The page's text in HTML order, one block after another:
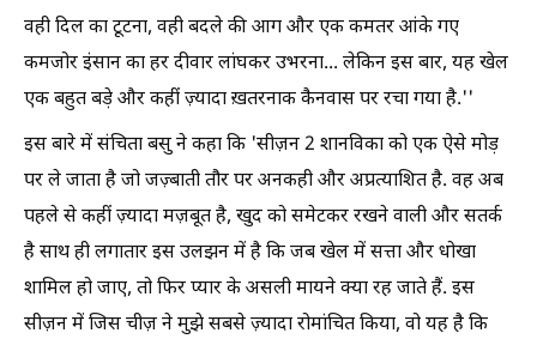
वही दिल का टूटना, वही बदले की आग और एक कमतर आंके गए
कमजोर इंसान का हर दीवार लांघकर उभरना... लेकिन इस बार, यह खेल
एक बहुत बड़े और कहीं ज़्यादा ख़तरनाक कैनवास पर रचा गया है.''
इस बारे में संचिता बसु ने कहा कि 'सीज़न 2 शानविका को एक ऐसे मोड़
पर ले जाता है जो जज़्बाती तौर पर अनकही और अप्रत्याशित है. वह अब
पहले से कहीं ज़्यादा मज़बूत है, खुद को समेटकर रखने वाली और सतर्क
है साथ ही लगातार इस उलझन में है कि जब खेल में सत्ता और धोखा
शामिल हो जाए, तो फिर प्यार के असली मायने क्या रह जाते हैं. इस
सीज़न में जिस चीज़ ने मुझे सबसे ज़्यादा रोमांचित किया, वो यह है कि